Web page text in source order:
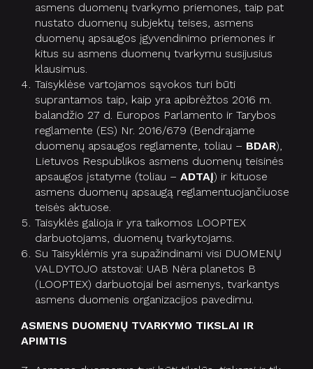
asmens duomenų tvarkymo priemones, taip pat
nustato duomenų subjektų teises, asmens
duomenų apsaugos įgyvendinimo priemones ir
kitus su asmens duomenų tvarkymu susijusius
klausimus.
Taisyklėse vartojamos sąvokos turi būti
suprantamos taip, kaip yra apibrėžtos 2016 m.
balandžio 27 d. Europos Parlamento ir Tarybos
reglamente (ES) Nr. 2016/679 (Bendrajame
duomenų apsaugos reglamente, toliau – BDAR),
Lietuvos Respublikos asmens duomenų teisinės
apsaugos įstatyme (toliau – ADTAĮ) ir kituose
asmens duomenų apsaugą reglamentuojančiuose
teisės aktuose.
Taisyklės galioja ir yra taikomos LOOPTEX
darbuotojams, duomenų tvarkytojams.
Su Taisyklėmis yra supažindinami visi DUOMENŲ
VALDYTOJO atstovai: UAB Nėra planetos B
(LOOPTEX) darbuotojai bei asmenys, tvarkantys
asmens duomenis organizacijos pavedimu.
ASMENS DUOMENŲ TVARKYMO TIKSLAI IR
APIMTIS